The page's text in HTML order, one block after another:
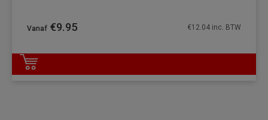
DETAILS
€9.95 €12.04 inc. BTW